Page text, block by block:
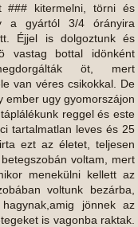
### kitermelni, törni és
a gyártól 3/4 órányira
Éjjel is dolgoztunk és
vastag bottal idönként
öt, mert
van véres csikokkal. De
ember ugy gyomorszájon
reggel és este
tartalmatlan leves és 25
ezt az életet, teljesen
voltam, mert
menekülni kellett az
voltunk bezárba,
jönnek az
is vagonba raktak.